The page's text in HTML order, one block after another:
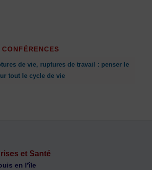
de vie, ruptures de travail : penser le
tout le cycle de vie
et Santé
en l'île